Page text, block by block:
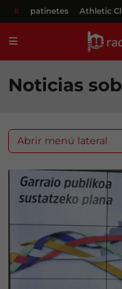
# patinetes Athletic
Noticias
Abrir menú lateral